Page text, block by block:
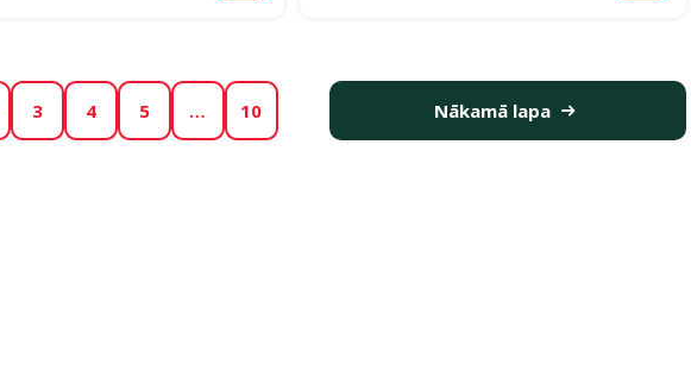
3 4 5 … 10 Nākamā lapa